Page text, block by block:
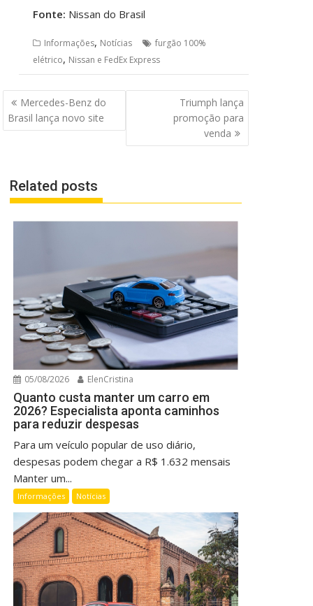
Fonte: Nissan do Brasil
Informações, Notícias
furgão 100%
elétrico, Nissan e FedEx Express
Navegação
de
Post
Mercedes-Benz do
Brasil lança novo site
Triumph lança
promoção para
venda
Related posts
05/08/2026 ElenCristina
Quanto custa manter um carro em
2026? Especialista aponta caminhos
para reduzir despesas
Para um veículo popular de uso diário,
despesas podem chegar a R$ 1.632 mensais
Manter um...
Informações Notícias